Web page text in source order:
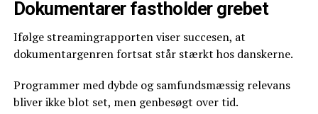
Dokumentarer fastholder grebet
Ifølge streamingrapporten viser succesen, at
dokumentargenren fortsat står stærkt hos danskerne.
Programmer med dybde og samfundsmæssig relevans
bliver ikke blot set, men genbesøgt over tid.